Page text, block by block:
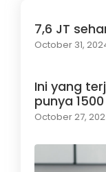
7,6 JT
October 31,
Ini yang
punya
October 27,